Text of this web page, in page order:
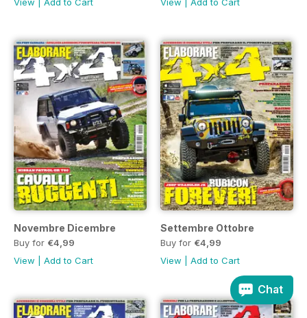
Novembre Dicembre
Buy for €4,99
View
Add to Cart
Settembre Ottobre
Buy for €4,99
View
Add to Cart
Chat